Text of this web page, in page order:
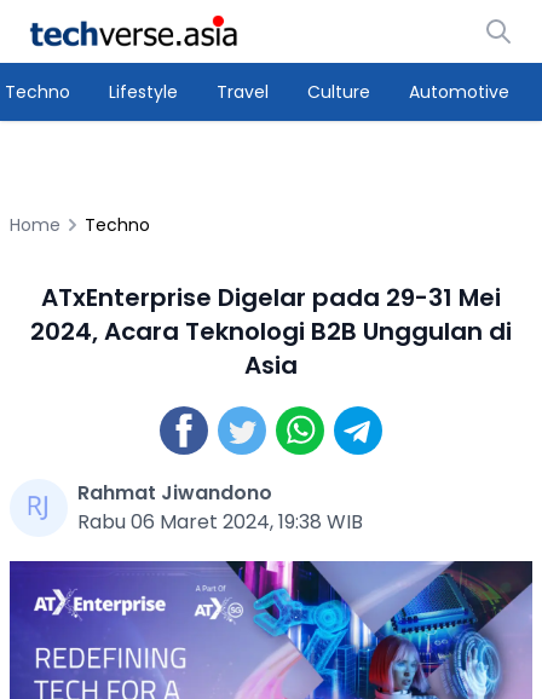
Techno Lifestyle Travel Culture Automotive
Home Techno
ATxEnterprise Digelar pada 29-31 Mei
2024, Acara Teknologi B2B Unggulan di
Asia
Rahmat Jiwandono
Rabu 06 Maret 2024, 19:38 WIB